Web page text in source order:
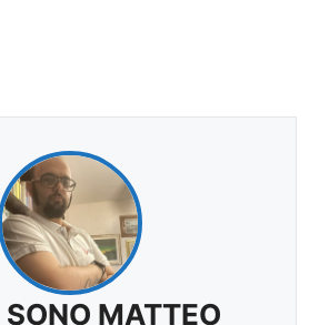
MATTEO